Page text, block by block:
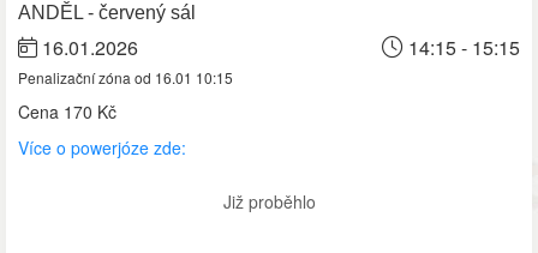
ANDĚL - červený sál
16.01.2026 14:15 - 15:15
Penalizační zóna od 16.01 10:15
Cena 170 Kč
Více o powerjóze zde:
Již proběhlo